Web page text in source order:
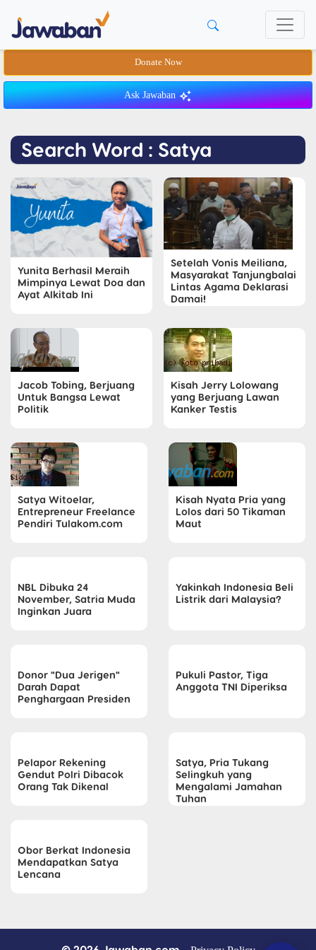
Donate Now
Ask Jawaban
Search Word : Satya
Yunita Berhasil Meraih
Mimpinya Lewat Doa dan
Ayat Alkitab Ini
Setelah Vonis Meiliana,
Masyarakat Tanjungbalai
Lintas Agama Deklarasi
Damai!
Jacob Tobing, Berjuang
Untuk Bangsa Lewat
Politik
Kisah Jerry Lolowang
yang Berjuang Lawan
Kanker Testis
Satya Witoelar,
Entrepreneur Freelance
Pendiri Tulakom.com
Kisah Nyata Pria yang
Lolos dari 50 Tikaman
Maut
NBL Dibuka 24
November, Satria Muda
Inginkan Juara
Yakinkah Indonesia Beli
Listrik dari Malaysia?
Donor "Dua Jerigen"
Darah Dapat
Penghargaan Presiden
Pukuli Pastor, Tiga
Anggota TNI Diperiksa
Pelapor Rekening
Gendut Polri Dibacok
Orang Tak Dikenal
Satya, Pria Tukang
Selingkuh yang
Mengalami Jamahan
Tuhan
Obor Berkat Indonesia
Mendapatkan Satya
Lencana